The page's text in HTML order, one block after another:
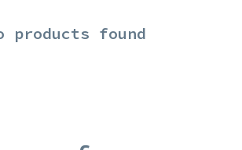
products found